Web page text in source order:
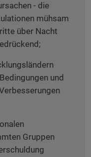
- die
mühsam
über Nacht
und
Gruppen